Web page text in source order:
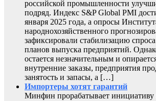
российской промышленности
подряд. Индекс S&P Global PMI
января 2025 года, а опросы
народнохозяйственного
зафиксировали стабилизацию
планов выпуска предприятий.
остается незначительным и
внутренние заказы, предприятия
занятость и запасы, а […]
Импортеры хотят гарантий
Минфин прорабатывает инициативу